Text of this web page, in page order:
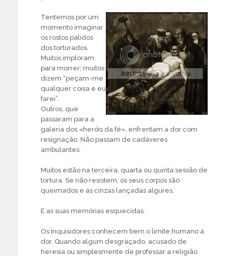
Tentemos por um
momento imaginar
os rostos pálidos
dos torturados.
Muitos imploram
para morrer; muitos
dizem “peçam-me
qualquer coisa e eu
farei”.
Outros, que
passaram para a
galeria dos «heróis da fé», enfrentam a dor com
resignação. Não passam de cadáveres
ambulantes.
Muitos estão na terceira, quarta ou quinta sessão de
tortura. Se não resistem, os seus corpos são
queimados e as cinzas lançadas algures.
E as suas memórias esquecidas.
Os Inquisidores conhecem bem o limite humano à
dor. Quando algum desgraçado, acusado de
heresia ou simplesmente de professar a religião